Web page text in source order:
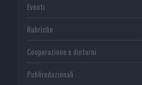
Eventi
Rubriche
Cooperazione e dintorni
Publiredazionali